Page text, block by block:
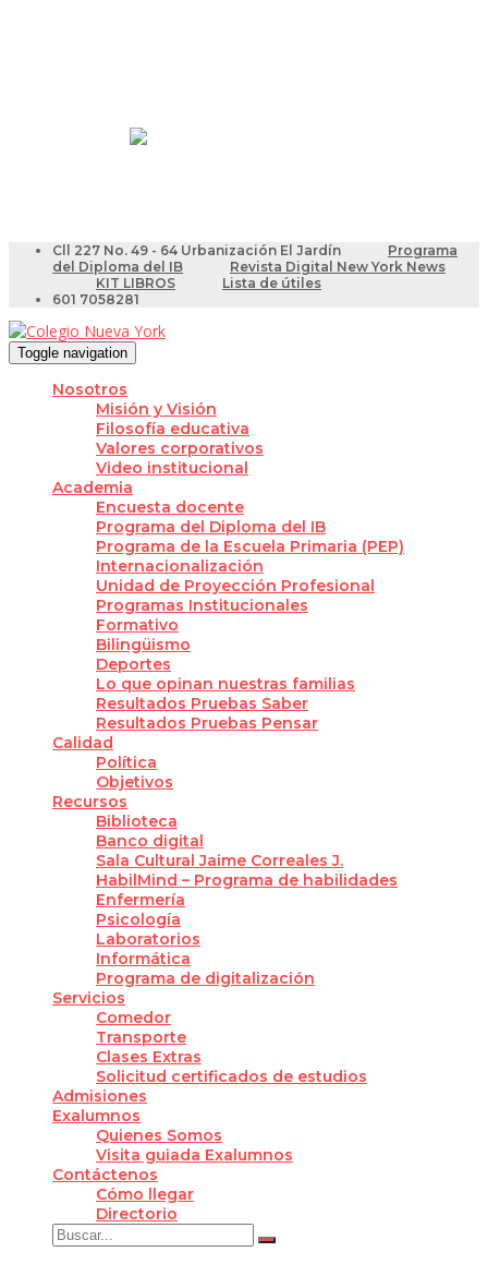
Cll 227 No. 49 - 64 Urbanización El Jardín
Programa
del Diploma del IB
Revista Digital New York News
KIT LIBROS
Lista de útiles
601 7058281
Toggle navigation
Nosotros
Misión y Visión
Filosofía educativa
Valores corporativos
Video institucional
Academia
Encuesta docente
Programa del Diploma del IB
Programa de la Escuela Primaria (PEP)
Internacionalización
Unidad de Proyección Profesional
Programas Institucionales
Formativo
Bilingüismo
Deportes
Lo que opinan nuestras familias
Resultados Pruebas Saber
Resultados Pruebas Pensar
Calidad
Política
Objetivos
Recursos
Biblioteca
Banco digital
Sala Cultural Jaime Correales J.
HabilMind – Programa de habilidades
Enfermería
Psicología
Laboratorios
Informática
Programa de digitalización
Servicios
Comedor
Transporte
Clases Extras
Solicitud certificados de estudios
Admisiones
Exalumnos
Quienes Somos
Visita guiada Exalumnos
Contáctenos
Cómo llegar
Directorio